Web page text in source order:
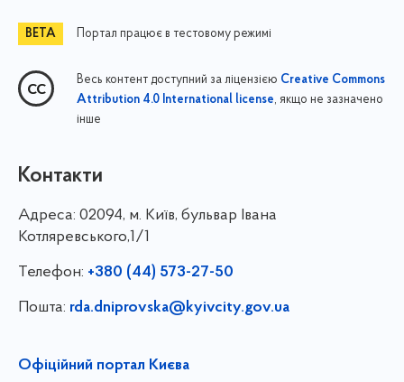
Портал працює в тестовому режимі
Весь контент доступний за ліцензією Creative Commons
Attribution 4.0 International license, якщо не зазначено
інше
Контакти
Адреса: 02094, м. Київ, бульвар Івана
Котляревського,1/1
Телефон: +380 (44) 573-27-50
Пошта: rda.dniprovska@kyivcity.gov.ua
Офіційний портал Києва